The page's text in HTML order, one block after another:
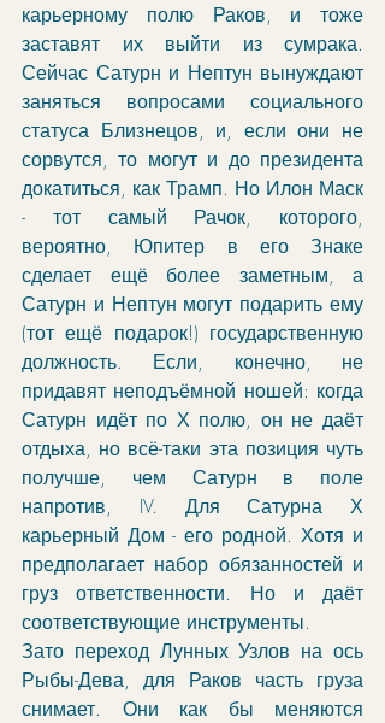
карьерному полю Раков, и тоже
заставят их выйти из сумрака.
Сейчас Сатурн и Нептун вынуждают
заняться вопросами социального
статуса Близнецов, и, если они не
сорвутся, то могут и до президента
докатиться, как Трамп. Но Илон Маск
- тот самый Рачок, которого,
вероятно, Юпитер в его Знаке
сделает ещё более заметным, а
Сатурн и Нептун могут подарить ему
(тот ещё подарок!) государственную
должность. Если, конечно, не
придавят неподъёмной ношей: когда
Сатурн идёт по Х полю, он не даёт
отдыха, но всё-таки эта позиция чуть
получше, чем Сатурн в поле
напротив, IV. Для Сатурна Х
карьерный Дом - его родной. Хотя и
предполагает набор обязанностей и
груз ответственности. Но и даёт
соответствующие инструменты.
Зато переход Лунных Узлов на ось
Рыбы-Дева, для Раков часть груза
снимает. Они как бы меняются